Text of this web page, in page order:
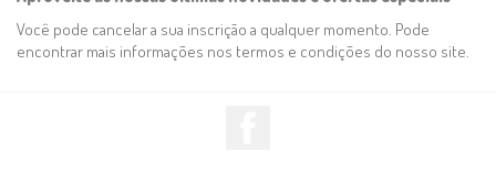
Você pode cancelar a sua inscrição a qualquer momento. Pode
encontrar mais informações nos termos e condições do nosso site.